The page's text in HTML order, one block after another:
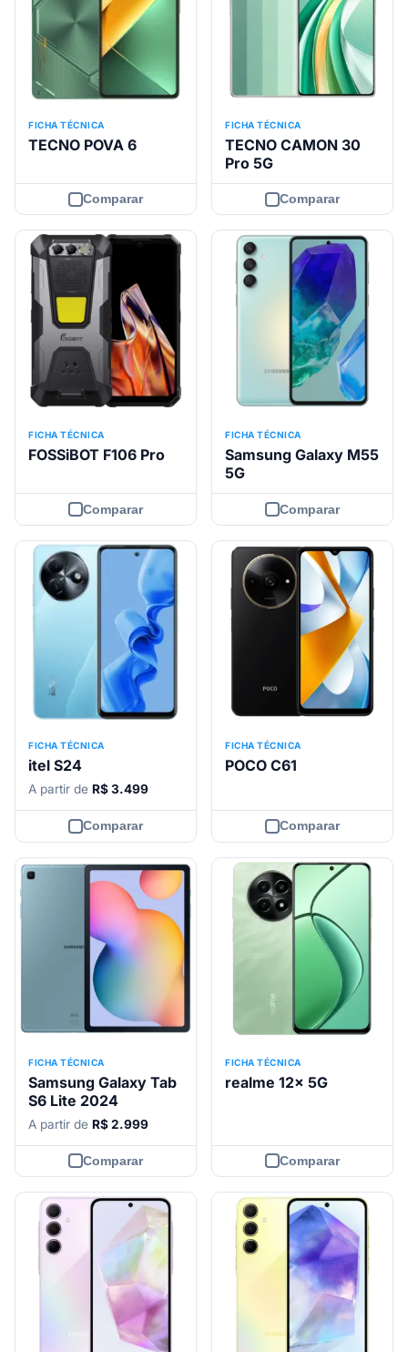
FICHA TÉCNICA
TECNO POVA 6
Comparar
FICHA TÉCNICA
TECNO CAMON 30
Pro 5G
Comparar
FICHA TÉCNICA
FOSSiBOT F106 Pro
Comparar
FICHA TÉCNICA
Samsung Galaxy M55
5G
Comparar
FICHA TÉCNICA
itel S24
A partir de R$ 3.499
Comparar
FICHA TÉCNICA
POCO C61
Comparar
FICHA TÉCNICA
Samsung Galaxy Tab
S6 Lite 2024
A partir de R$ 2.999
Comparar
FICHA TÉCNICA
realme 12x 5G
Comparar